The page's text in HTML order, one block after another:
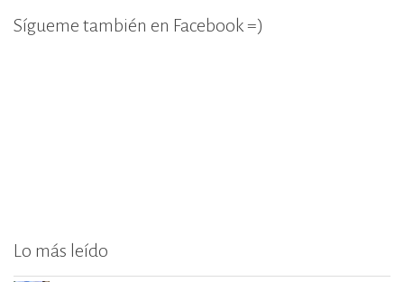
Sígueme también en Facebook =)
Lo más leído